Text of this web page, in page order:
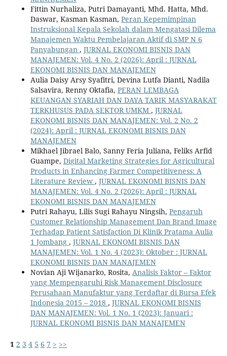
Fittin Nurhaliza, Putri Damayanti, Mhd. Hatta, Mhd.
Daswar, Kasman Kasman, Peran Kepemimpinan
Instruksional Kepala Sekolah dalam Mengatasi Dilema
Manajemen Waktu Pembelajaran Aktif di SMP N 6
Panyabungan , JURNAL EKONOMI BISNIS DAN
MANAJEMEN: Vol. 4 No. 2 (2026): April : JURNAL
EKONOMI BISNIS DAN MANAJEMEN
Aulia Daisy Arsy Syafitri, Devina Lutfa Dianti, Nadila
Salsavira, Renny Oktafia, PERAN LEMBAGA
KEUANGAN SYARIAH DAN DAYA TARIK MASYARAKAT
TERKHUSUS PADA SEKTOR UMKM , JURNAL
EKONOMI BISNIS DAN MANAJEMEN: Vol. 2 No. 2
(2024): April : JURNAL EKONOMI BISNIS DAN
MANAJEMEN
Mikhael Jibrael Balo, Sanny Feria Juliana, Feliks Arfid
Guampe, Digital Marketing Strategies for Agricultural
Products in Enhancing Farmer Competitiveness: A
Literature Review , JURNAL EKONOMI BISNIS DAN
MANAJEMEN: Vol. 4 No. 2 (2026): April : JURNAL
EKONOMI BISNIS DAN MANAJEMEN
Putri Rahayu, Lilis Sugi Rahayu Ningsih, Pengaruh
Customer Relationship Management Dan Brand Image
Terhadap Patient Satisfaction Di Klinik Pratama Aulia
1 Jombang , JURNAL EKONOMI BISNIS DAN
MANAJEMEN: Vol. 1 No. 4 (2023): Oktober : JURNAL
EKONOMI BISNIS DAN MANAJEMEN
Novian Aji Wijanarko, Rosita, Analisis Faktor – Faktor
yang Mempengaruhi Risk Management Disclosure
Perusahaan Manufaktur yang Terdaftar di Bursa Efek
Indonesia 2015 – 2018 , JURNAL EKONOMI BISNIS
DAN MANAJEMEN: Vol. 1 No. 1 (2023): Januari :
JURNAL EKONOMI BISNIS DAN MANAJEMEN
1 2 3 4 5 6 7 > >>